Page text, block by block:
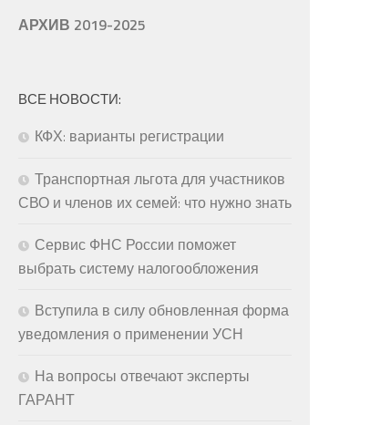
АРХИВ 2019-2025
ВСЕ НОВОСТИ:
КФХ: варианты регистрации
Транспортная льгота для участников
СВО и членов их семей: что нужно знать
Сервис ФНС России поможет
выбрать систему налогообложения
Вступила в силу обновленная форма
уведомления о применении УСН
На вопросы отвечают эксперты
ГАРАНТ